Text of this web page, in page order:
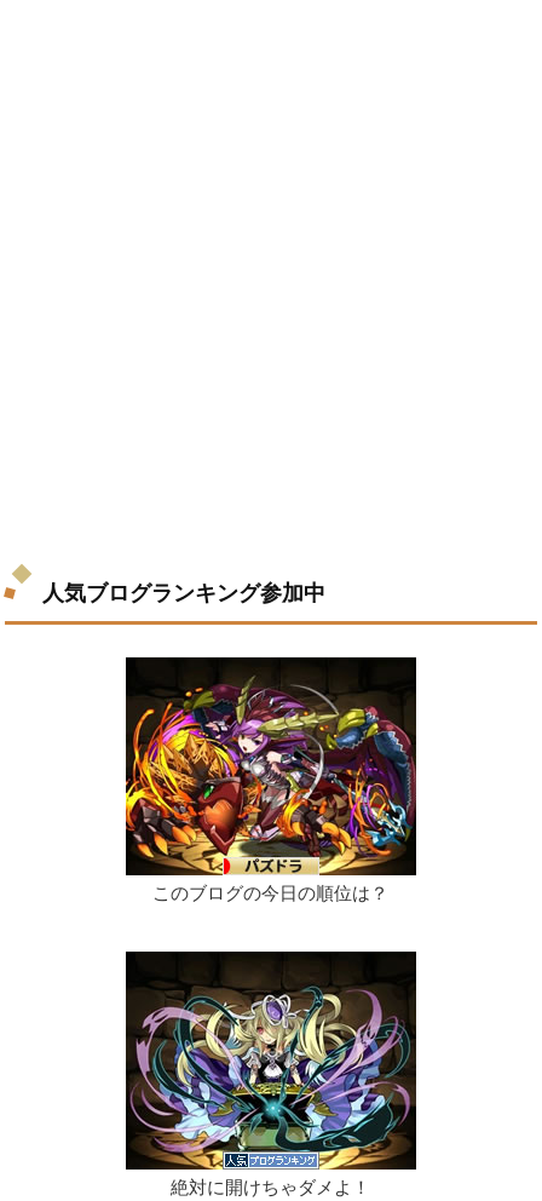
人気ブログランキング参加中
このブログの今日の順位は？
絶対に開けちゃダメよ！